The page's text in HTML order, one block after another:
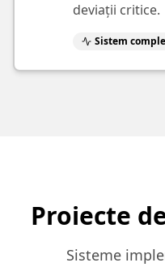
deviații critice.
Sistem
Proiecte
Sisteme